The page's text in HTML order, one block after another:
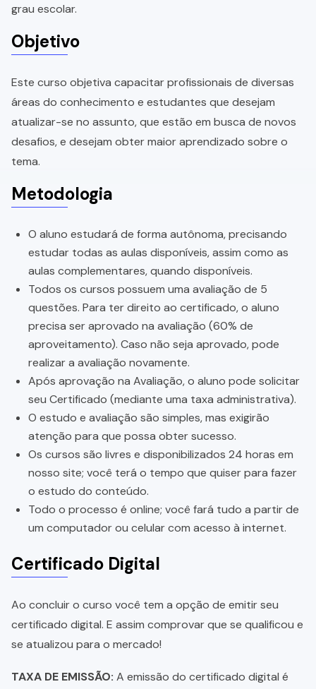
grau escolar.
Objetivo
Este curso objetiva capacitar profissionais de diversas
áreas do conhecimento e estudantes que desejam
atualizar-se no assunto, que estão em busca de novos
desafios, e desejam obter maior aprendizado sobre o
tema.
Metodologia
O aluno estudará de forma autônoma, precisando
estudar todas as aulas disponíveis, assim como as
aulas complementares, quando disponíveis.
Todos os cursos possuem uma avaliação de 5
questões. Para ter direito ao certificado, o aluno
precisa ser aprovado na avaliação (60% de
aproveitamento). Caso não seja aprovado, pode
realizar a avaliação novamente.
Após aprovação na Avaliação, o aluno pode solicitar
seu Certificado (mediante uma taxa administrativa).
O estudo e avaliação são simples, mas exigirão
atenção para que possa obter sucesso.
Os cursos são livres e disponibilizados 24 horas em
nosso site; você terá o tempo que quiser para fazer
o estudo do conteúdo.
Todo o processo é online; você fará tudo a partir de
um computador ou celular com acesso à internet.
Certificado Digital
Ao concluir o curso você tem a opção de emitir seu
certificado digital. E assim comprovar que se qualificou e
se atualizou para o mercado!
TAXA DE EMISSÃO: A emissão do certificado digital é